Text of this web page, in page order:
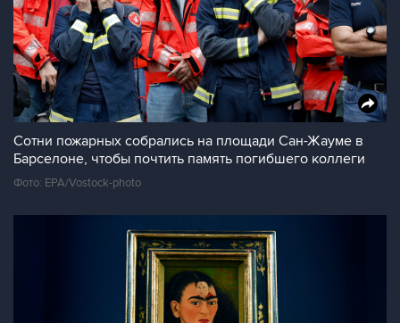
Сотни пожарных собрались на площади Сан-Жауме в
Барселоне, чтобы почтить память погибшего коллеги
Фото: EPA/Vostock-photo